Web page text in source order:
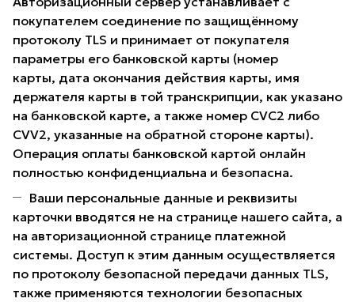
покупателем соединение по защищённому
протоколу TLS и принимает от покупателя
параметры его банковской карты (номер
карты, дата окончания действия карты, имя
держателя карты в той транскрипции, как указано
на банковской карте, а также номер CVC2 либо
CVV2, указанные на обратной стороне карты).
Операция оплаты банковской картой онлайн
полностью конфиденциальна и безопасна.
Ваши персональные данные и реквизиты
карточки вводятся не на странице нашего сайта, а
на авторизационной странице платежной
системы. Доступ к этим данным осуществляется
по протоколу безопасной передачи данных TLS,
также применяются технологии безопасных